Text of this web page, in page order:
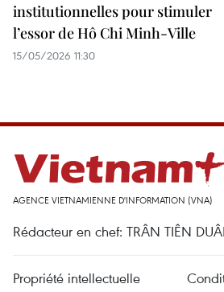
institutionnelles pour stimuler
l’essor de Hô Chi Minh-Ville
15/05/2026 11:30
AGENCE VIETNAMIENNE D'INFORMATION (VNA)
Rédacteur en chef: TRÂN TIÊN
Propriété intellectuelle